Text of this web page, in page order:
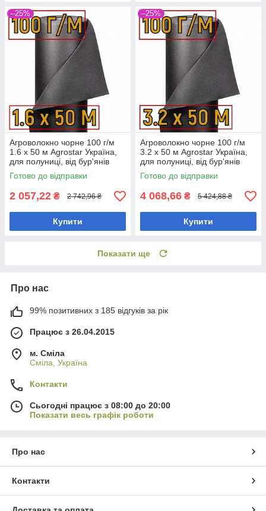
–25%
Агроволокно чорне 100 г/м
1.6 х 50 м Agrostar Україна,
для полуниці, від бур'янів
Готово до відправки
2 057,22 ₴ 2 742,96 ₴
Купити
–25%
Агроволокно чорне 100 г/м
3.2 х 50 м Agrostar Україна,
для полуниці, від бур'янів
Готово до відправки
4 068,66 ₴ 5 424,88 ₴
Купити
Показати ще
Про нас
99% позитивних з 185 відгуків за рік
Працює з 26.04.2015
м. Сміла
Сміла, Україна
Контакти
Сьогодні працює з 08:00 до 20:00
Показати весь графік роботи
Про нас
Контакти